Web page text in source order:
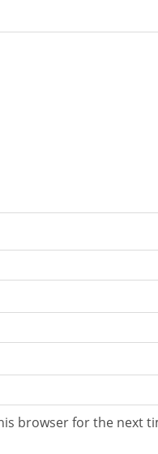
browser for the next